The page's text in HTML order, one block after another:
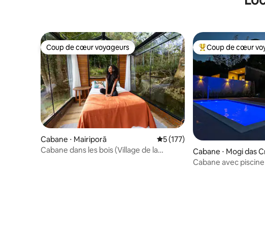
Coup de cœur voyageurs
Coup de cœur voyageurs
Cabane ⋅ Mairiporã Évaluation moyenne sur la
5 (177)
Cabane dans les bois (Village de la
Coups de cœur
Coup de cœur
Cabane ⋅ Mogi das
Cabane avec